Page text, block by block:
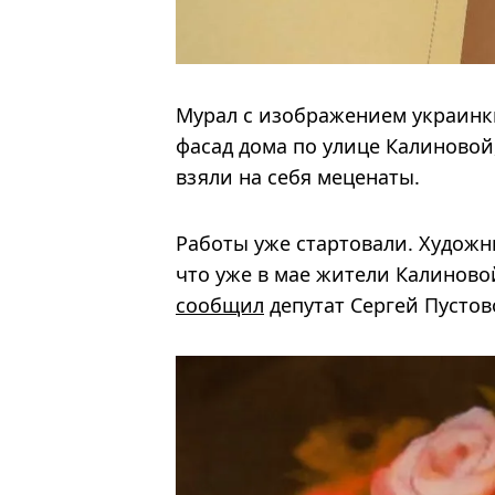
Мурал с изображением
фасад дома по улице
взяли на себя меценаты.
Работы уже стартовали.
что уже в мае жители
сообщил депутат Сергей